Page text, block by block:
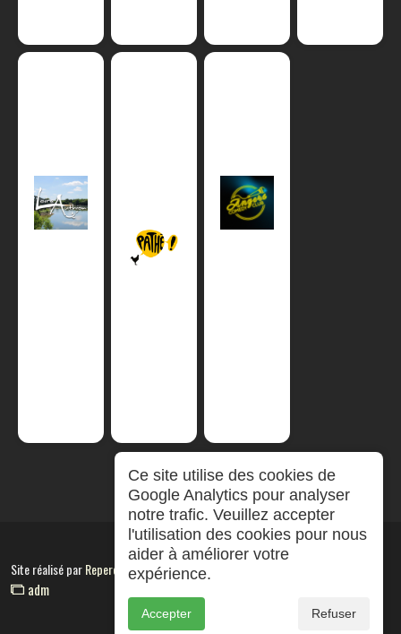
Site réalisé parRepereCom
adm
Ce site utilise des cookies de
Google Analytics pour analyser
notre trafic. Veuillez accepter
l'utilisation des cookies pour nous
aider à améliorer votre
expérience.
Accepter Refuser